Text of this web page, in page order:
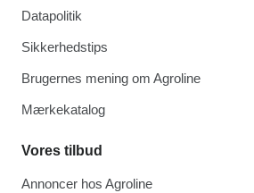
Datapolitik
Sikkerhedstips
Brugernes mening om Agroline
Mærkekatalog
Vores tilbud
Annoncer hos Agroline